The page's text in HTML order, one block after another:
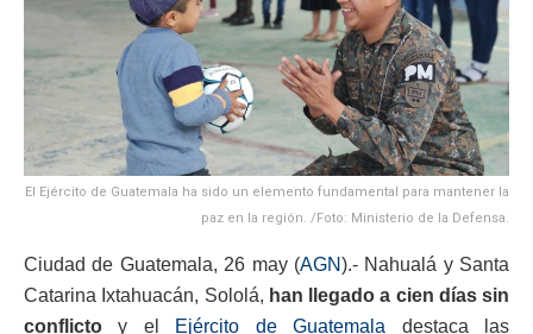
El Ejército de Guatemala ha sido un elemento fundamental para mantener la
paz en la región. /Foto: Ministerio de la Defensa.
Ciudad de Guatemala, 26 may (AGN).- Nahualá y Santa
Catarina Ixtahuacán, Sololá, han llegado a cien días sin
conflicto y el Ejército de Guatemala destaca las